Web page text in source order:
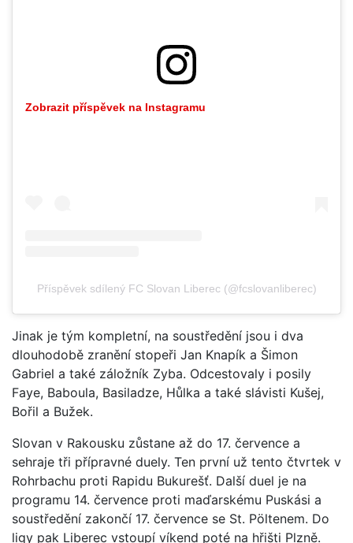
Zobrazit příspěvek na Instagramu
Příspěvek sdílený FC Slovan Liberec (@fcslovanliberec)
Jinak je tým kompletní, na soustředění jsou i dva
dlouhodobě zranění stopeři Jan Knapík a Šimon
Gabriel a také záložník Zyba. Odcestovaly i posily
Faye, Baboula, Basiladze, Hůlka a také slávisti Kušej,
Bořil a Bužek.
Slovan v Rakousku zůstane až do 17. července a
sehraje tři přípravné duely. Ten první už tento čtvrtek v
Rohrbachu proti Rapidu Bukurešť. Další duel je na
programu 14. července proti maďarskému Puskási a
soustředění zakončí 17. července se St. Pöltenem. Do
ligy pak Liberec vstoupí víkend poté na hřišti Plzně.